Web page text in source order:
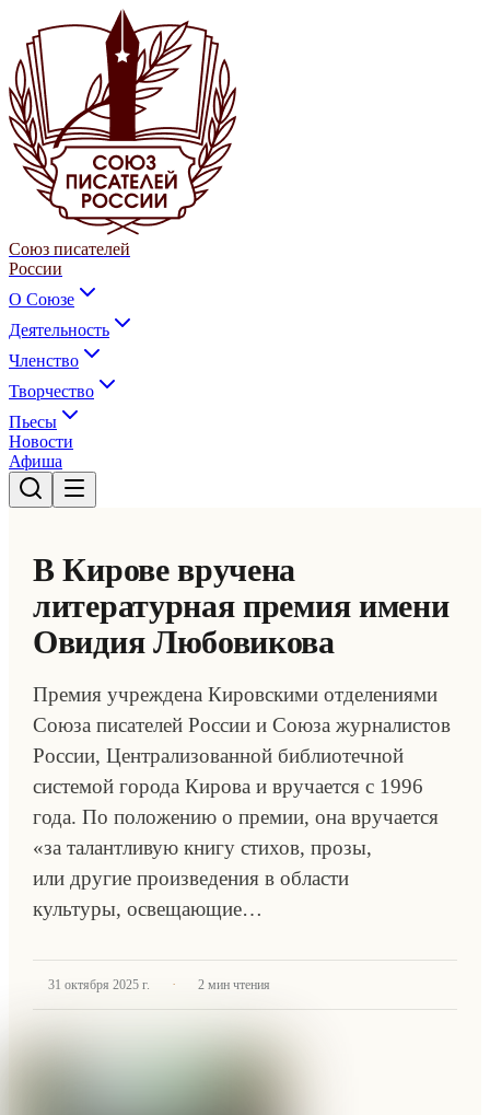
Союз писателей
России
О Союзе
Деятельность
Членство
Творчество
Пьесы
Новости
Афиша
В Кирове вручена
литературная премия имени
Овидия Любовикова
Премия учреждена Кировскими отделениями
Союза писателей России и Союза журналистов
России, Централизованной библиотечной
системой города Кирова и вручается с 1996
года. По положению о премии, она вручается
«за талантливую книгу стихов, прозы,
или другие произведения в области
культуры, освещающие…
31 октября 2025 г. · 2 мин чтения